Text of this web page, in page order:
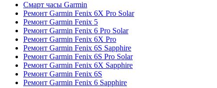
Смарт часы Garmin
Ремонт Garmin Fenix 6X Pro Solar
Ремонт Garmin Fenix 5
Ремонт Garmin Fenix 6 Pro Solar
Ремонт Garmin Fenix 6X Pro
Ремонт Garmin Fenix 6S Sapphire
Ремонт Garmin Fenix 6S Pro Solar
Ремонт Garmin Fenix 6X Sapphire
Ремонт Garmin Fenix 6S
Ремонт Garmin Fenix 6 Sapphire